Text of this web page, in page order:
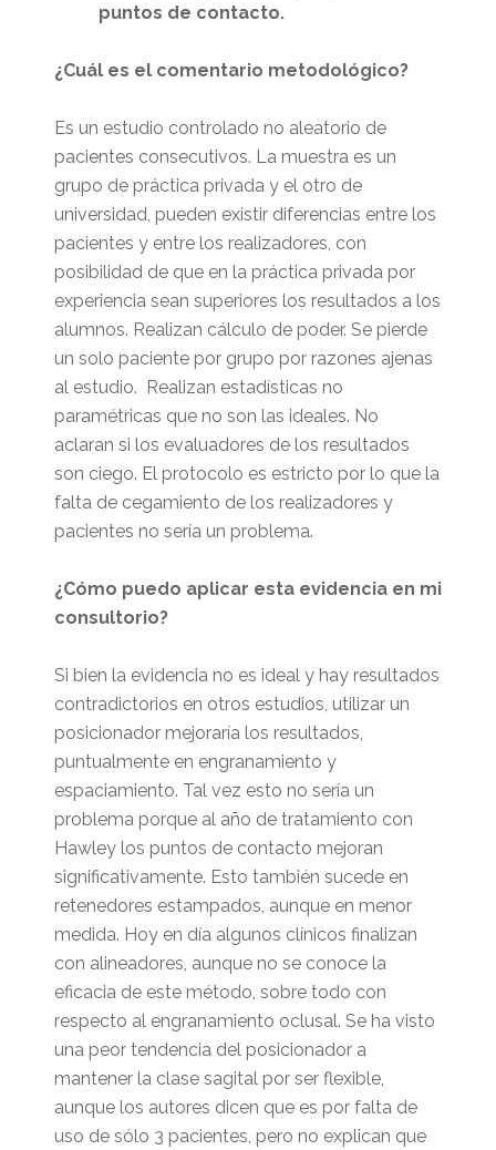
puntos de contacto.
¿Cuál es el comentario metodológico?
Es un estudio controlado no aleatorio de
pacientes consecutivos. La muestra es un
grupo de práctica privada y el otro de
universidad, pueden existir diferencias entre los
pacientes y entre los realizadores, con
posibilidad de que en la práctica privada por
experiencia sean superiores los resultados a los
alumnos. Realizan cálculo de poder. Se pierde
un solo paciente por grupo por razones ajenas
al estudio. Realizan estadísticas no
paramétricas que no son las ideales. No
aclaran si los evaluadores de los resultados
son ciego. El protocolo es estricto por lo que la
falta de cegamiento de los realizadores y
pacientes no sería un problema.
¿Cómo puedo aplicar esta evidencia en mi
consultorio?
Si bien la evidencia no es ideal y hay resultados
contradictorios en otros estudios, utilizar un
posicionador mejoraría los resultados,
puntualmente en engranamiento y
espaciamiento. Tal vez esto no sería un
problema porque al año de tratamiento con
Hawley los puntos de contacto mejoran
significativamente. Esto también sucede en
retenedores estampados, aunque en menor
medida. Hoy en día algunos clínicos finalizan
con alineadores, aunque no se conoce la
eficacia de este método, sobre todo con
respecto al engranamiento oclusal. Se ha visto
una peor tendencia del posicionador a
mantener la clase sagital por ser flexible,
aunque los autores dicen que es por falta de
uso de sólo 3 pacientes, pero no explican que